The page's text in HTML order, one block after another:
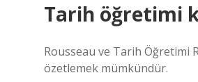
Tarih öğretimi
Rousseau ve Tarih Öğretimi
özetlemek mümkündür.